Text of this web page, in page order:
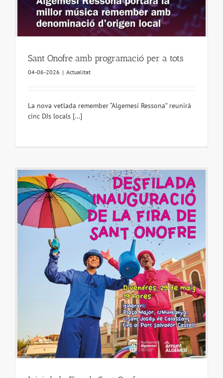
Sant Onofre amb programació per a tots
04-06-2026 | Actualitat
La nova vetlada remember “Algemesí Ressona” reunirà
cinc DJs locals [...]